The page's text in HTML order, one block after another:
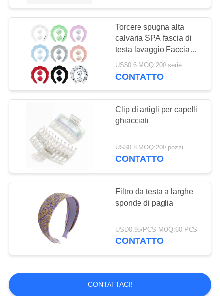
Torcere spugna alta
calvaria SPA fascia di
testa lavaggio Faccia
trucco fascia di testa set
US$0.6 MOQ:200 serie
CONTATTO
Clip di artigli per capelli
ghiacciati
US$0.8 MOQ:200 pezzi
CONTATTO
Filtro da testa a larghe
sponde di paglia
USD0.95/PCS MOQ:60 PCS
CONTATTO
CONTATTACI!